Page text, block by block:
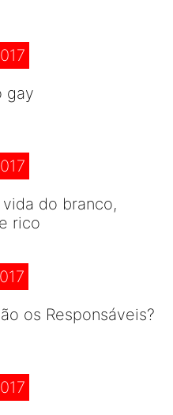
gay
do branco,
rico
os Responsáveis?